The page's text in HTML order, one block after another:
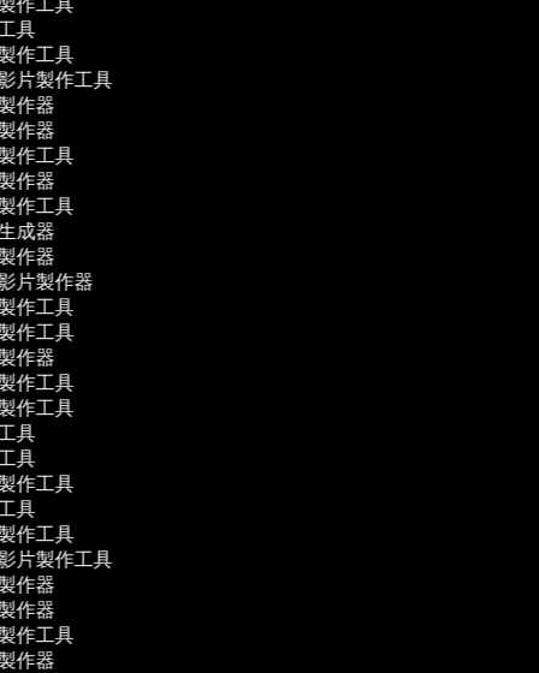
作工具
具
作工具
片製作工具
作器
作器
作工具
作器
作工具
成器
作器
片製作器
作工具
作工具
作器
作工具
作工具
具
具
作工具
具
作工具
片製作工具
作器
作器
作工具
作器